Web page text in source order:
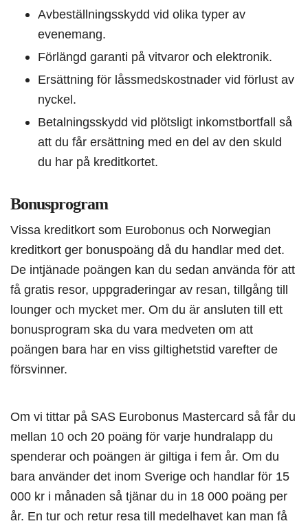
Avbeställningsskydd vid olika typer av
evenemang.
Förlängd garanti på vitvaror och elektronik.
Ersättning för låssmedskostnader vid förlust av
nyckel.
Betalningsskydd vid plötsligt inkomstbortfall så
att du får ersättning med en del av den skuld
du har på kreditkortet.
Bonusprogram
Vissa kreditkort som Eurobonus och Norwegian
kreditkort ger bonuspoäng då du handlar med det.
De intjänade poängen kan du sedan använda för att
få gratis resor, uppgraderingar av resan, tillgång till
lounger och mycket mer. Om du är ansluten till ett
bonusprogram ska du vara medveten om att
poängen bara har en viss giltighetstid varefter de
försvinner.
Om vi tittar på SAS Eurobonus Mastercard så får du
mellan 10 och 20 poäng för varje hundralapp du
spenderar och poängen är giltiga i fem år. Om du
bara använder det inom Sverige och handlar för 15
000 kr i månaden så tjänar du in 18 000 poäng per
år. En tur och retur resa till medelhavet kan man få